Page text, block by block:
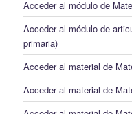
Acceder al módulo de
Acceder al módulo de
primaria)
Acceder al material de
Acceder al material de